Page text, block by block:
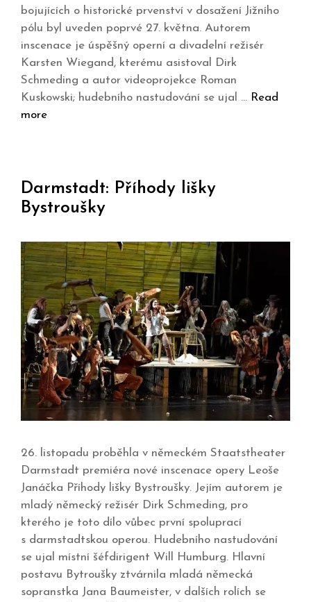
bojujících o historické prvenství v dosažení Jižního
pólu byl uveden poprvé 27. května. Autorem
inscenace je úspěšný operní a divadelní režisér
Karsten Wiegand, kterému asistoval Dirk
Schmeding a autor videoprojekce Roman
Kuskowski; hudebního nastudování se ujal … Read
more
Darmstadt: Příhody lišky
Bystroušky
26. listopadu proběhla v německém Staatstheater
Darmstadt premiéra nové inscenace opery Leoše
Janáčka Příhody lišky Bystroušky. Jejím autorem je
mladý německý režisér Dirk Schmeding, pro
kterého je toto dílo vůbec první spoluprací
s darmstadtskou operou. Hudebního nastudování
se ujal místní šéfdirigent Will Humburg. Hlavní
postavu Bytroušky ztvárnila mladá německá
sopranstka Jana Baumeister, v dalších rolích se